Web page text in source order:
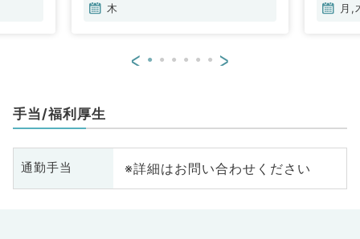
木 月,
< >
手当/福利厚生
通勤手当 ※詳細はお問い合わせください